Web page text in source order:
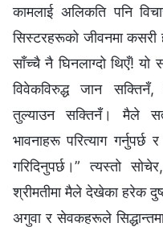
कामलाई अलिकति पनि
सिस्टरहरूको जीवनमा कसरी
साँच्‍चै नै घिनलाग्दो थिएँ!
विवेकविरुद्ध जान
तुल्याउन सक्तिनँ। मैले
भावनाहरू परित्याग
गरिदिनुपर्छ।” त्यस्तो
श्रीमतीमा मैले देखेका हरेक
अगुवा र सेवकहरूले